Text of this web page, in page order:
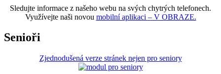
Sledujte informace z našeho webu na svých chytrých telefonech.
Využívejte naši novou mobilní aplikaci – V OBRAZE.
Senioři
Zjednodušená verze stránek nejen pro seniory